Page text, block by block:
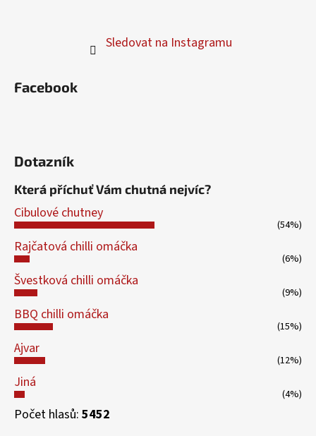
Sledovat na Instagramu
Facebook
Dotazník
Která příchuť Vám chutná nejvíc?
Cibulové chutney
(54%)
Rajčatová chilli omáčka
(6%)
Švestková chilli omáčka
(9%)
BBQ chilli omáčka
(15%)
Ajvar
(12%)
Jiná
(4%)
Počet hlasů: 5452